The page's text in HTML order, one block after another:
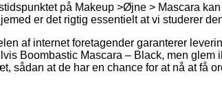
på Makeup >Øjne > Mascara
er det rigtig essentielt at vi studerer
af internet foretagender garanterer
Boombastic Mascara – Black, men
sådan at de har en chance for at nå at få